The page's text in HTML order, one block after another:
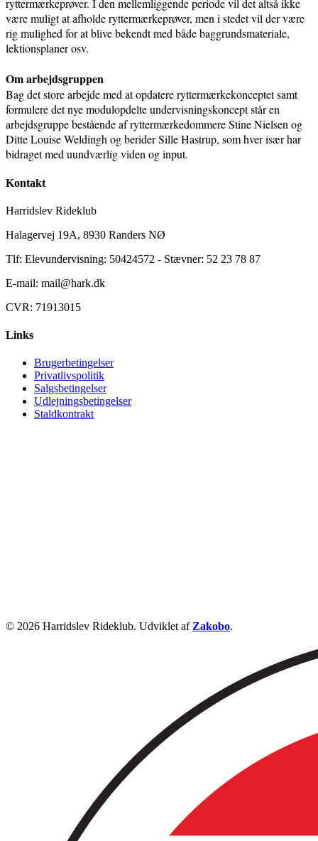
ryttermærkeprøver. I den mellemliggende periode vil det altså ikke
være muligt at afholde ryttermærkeprøver, men i stedet vil der være
rig mulighed for at blive bekendt med både baggrundsmateriale,
lektionsplaner osv.
Om arbejdsgruppen
Bag det store arbejde med at opdatere ryttermærkekonceptet samt
formulere det nye modulopdelte undervisningskoncept står en
arbejdsgruppe bestående af ryttermærkedommere Stine Nielsen og
Ditte Louise Weldingh og berider Sille Hastrup, som hver især har
bidraget med uundværlig viden og input.
Kontakt
Harridslev Rideklub
Halagervej 19A, 8930 Randers NØ
Tlf: Elevundervisning: 50424572 - Stævner: 52 23 78 87
E-mail: mail@hark.dk
CVR: 71913015
Links
Brugerbetingelser
Privatlivspolitik
Salgsbetingelser
Udlejningsbetingelser
Staldkontrakt
© 2026 Harridslev Rideklub. Udviklet af Zakobo.